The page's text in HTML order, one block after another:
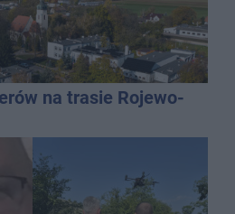
na trasie Rojewo-